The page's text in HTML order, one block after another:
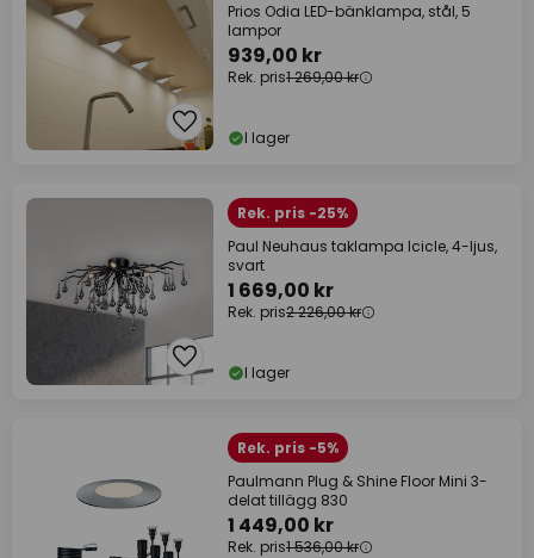
Prios Odia LED-bänklampa, stål, 5
lampor
939,00 kr
Rek. pris1 269,00 kr
I lager
Rek. pris -25%
Paul Neuhaus taklampa Icicle, 4-ljus,
svart
1 669,00 kr
Rek. pris2 226,00 kr
I lager
Rek. pris -5%
Paulmann Plug & Shine Floor Mini 3-
delat tillägg 830
1 449,00 kr
Rek. pris1 536,00 kr